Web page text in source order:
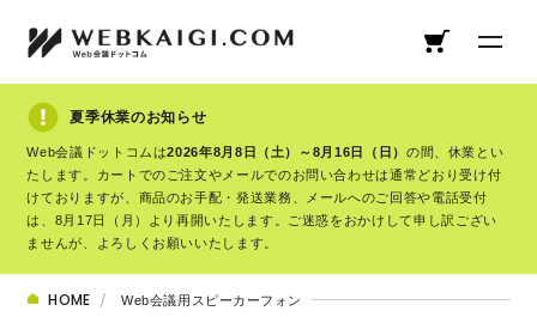
夏季休業のお知らせ
Web会議ドットコムは2026年8月8日（土）～8月16日（日） の間、休業とい
たします。カートでのご注文やメールでのお問い合わせは通常どおり受け付
けておりますが、商品のお手配・発送業務、メールへのご回答や電話受付
は、8月17日（月）より再開いたします。ご迷惑をおかけして申し訳ござい
ませんが、よろしくお願いいたします。
HOME Web会議用スピーカーフォン